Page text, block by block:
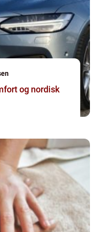
og nordisk